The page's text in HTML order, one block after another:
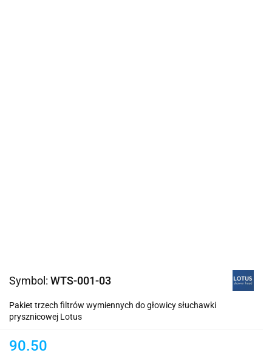
Symbol: WTS-001-03
Pakiet trzech filtrów wymiennych do głowicy słuchawki
prysznicowej Lotus
90.50